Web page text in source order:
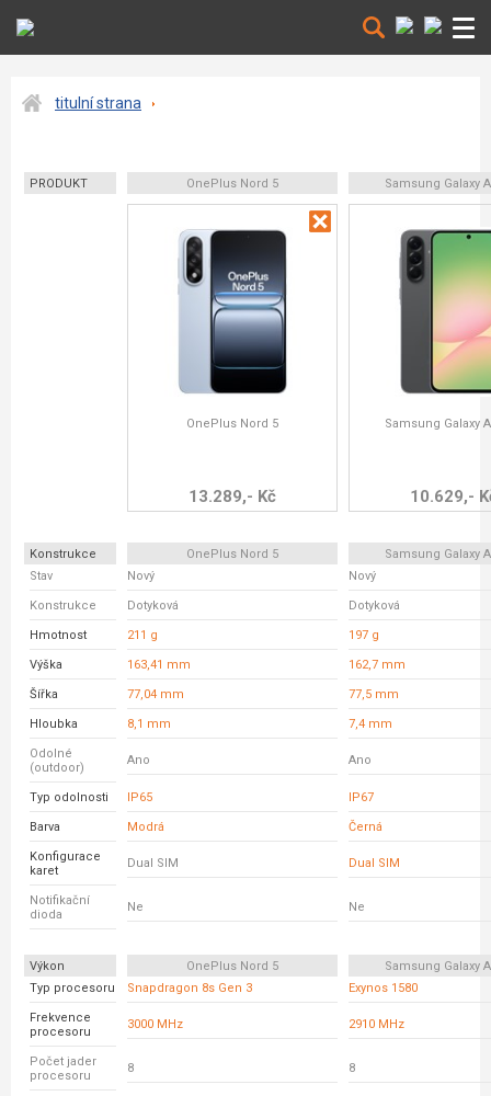
titulní strana
PRODUKT OnePlus Nord 5 Samsung Galaxy
OnePlus Nord 5
13.289,- Kč
Samsung Galaxy
10.629,-
Konstrukce OnePlus Nord 5
Samsung Galaxy
Stav
Nový Nový
Konstrukce Dotyková Dotyková
Hmotnost 211 g 197 g
Výška 163,41 mm 162,7 mm
Šířka 77,04 mm 77,5 mm
Hloubka 8,1 mm 7,4 mm
Odolné
(outdoor)
Ano Ano
Typ odolnosti IP65 IP67
Barva Modrá Černá
Konfigurace
karet
Dual SIM Dual SIM
Notifikační
dioda
Ne Ne
Výkon OnePlus Nord 5
Samsung Galaxy
Typ procesoru
Snapdragon 8s Gen 3 Exynos 1580
Frekvence
procesoru
3000 MHz 2910 MHz
Počet jader
procesoru
8 8